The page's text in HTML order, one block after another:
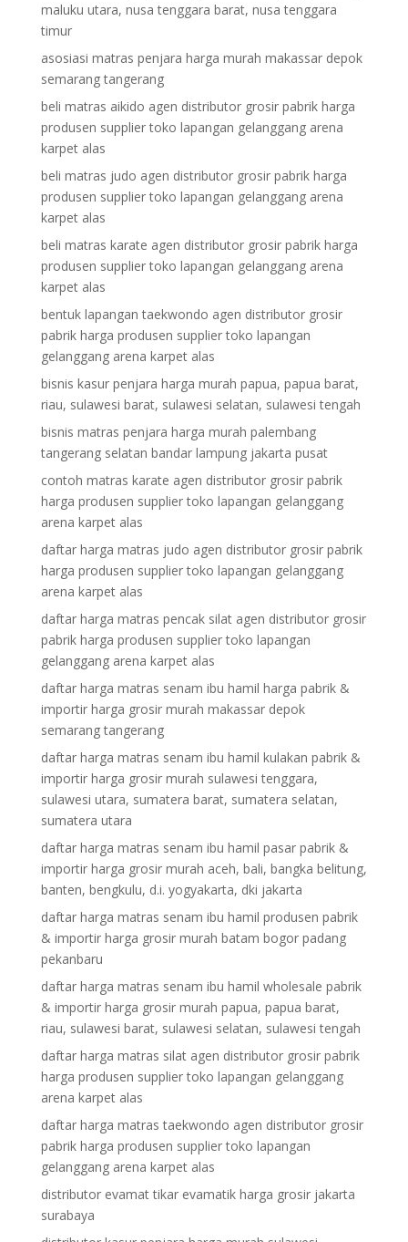
maluku utara, nusa tenggara barat, nusa tenggara
timur
asosiasi matras penjara harga murah makassar depok
semarang tangerang
beli matras aikido agen distributor grosir pabrik harga
produsen supplier toko lapangan gelanggang arena
karpet alas
beli matras judo agen distributor grosir pabrik harga
produsen supplier toko lapangan gelanggang arena
karpet alas
beli matras karate agen distributor grosir pabrik harga
produsen supplier toko lapangan gelanggang arena
karpet alas
bentuk lapangan taekwondo agen distributor grosir
pabrik harga produsen supplier toko lapangan
gelanggang arena karpet alas
bisnis kasur penjara harga murah papua, papua barat,
riau, sulawesi barat, sulawesi selatan, sulawesi tengah
bisnis matras penjara harga murah palembang
tangerang selatan bandar lampung jakarta pusat
contoh matras karate agen distributor grosir pabrik
harga produsen supplier toko lapangan gelanggang
arena karpet alas
daftar harga matras judo agen distributor grosir pabrik
harga produsen supplier toko lapangan gelanggang
arena karpet alas
daftar harga matras pencak silat agen distributor grosir
pabrik harga produsen supplier toko lapangan
gelanggang arena karpet alas
daftar harga matras senam ibu hamil harga pabrik &
importir harga grosir murah makassar depok
semarang tangerang
daftar harga matras senam ibu hamil kulakan pabrik &
importir harga grosir murah sulawesi tenggara,
sulawesi utara, sumatera barat, sumatera selatan,
sumatera utara
daftar harga matras senam ibu hamil pasar pabrik &
importir harga grosir murah aceh, bali, bangka belitung,
banten, bengkulu, d.i. yogyakarta, dki jakarta
daftar harga matras senam ibu hamil produsen pabrik
& importir harga grosir murah batam bogor padang
pekanbaru
daftar harga matras senam ibu hamil wholesale pabrik
& importir harga grosir murah papua, papua barat,
riau, sulawesi barat, sulawesi selatan, sulawesi tengah
daftar harga matras silat agen distributor grosir pabrik
harga produsen supplier toko lapangan gelanggang
arena karpet alas
daftar harga matras taekwondo agen distributor grosir
pabrik harga produsen supplier toko lapangan
gelanggang arena karpet alas
distributor evamat tikar evamatik harga grosir jakarta
surabaya